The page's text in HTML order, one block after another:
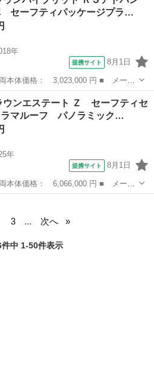
ーフティパッケージプラ…
年
提携サイト 8月1日
ウンハイブリッド ■ グレード
ーフティパッケージプラス レザ
ウンエステート Ｚ セーフティセ
マルーフ パノラミック…
年
提携サイト 8月1日
ウンエステート ■ グレード
3 ... 次へ
中 1-50件表示